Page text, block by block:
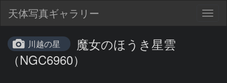
天体写真ギャラリー
川越の星
魔女のほうき星雲
（NGC6960）